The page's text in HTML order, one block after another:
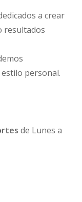
a crear
resultados
personal.
de Lunes a